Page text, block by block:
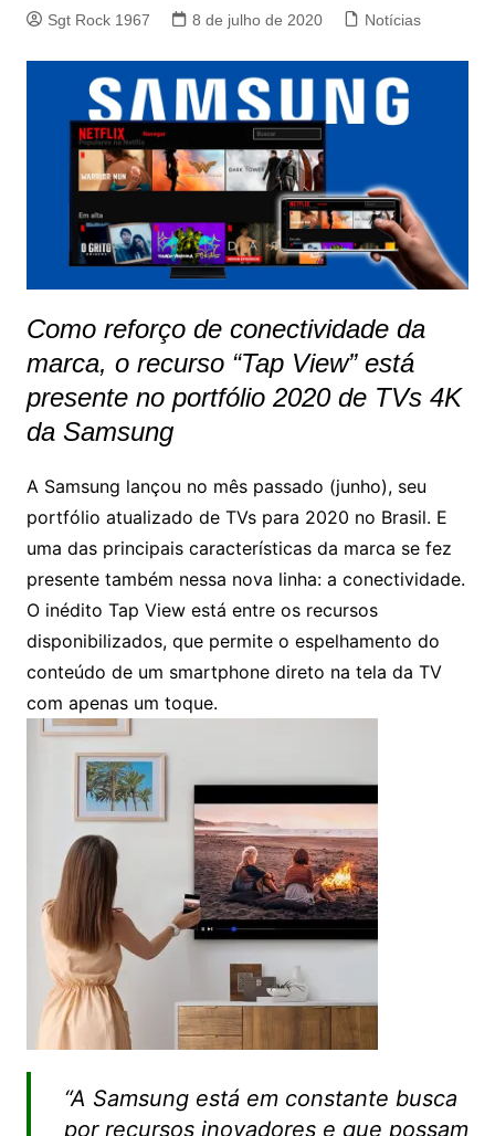
Sgt Rock 1967 8 de julho de 2020 Notícias
Como reforço de conectividade da
marca, o recurso “Tap View” está
presente no portfólio 2020 de TVs 4K
da Samsung
A Samsung lançou no mês passado (junho), seu
portfólio atualizado de TVs para 2020 no Brasil. E
uma das principais características da marca se fez
presente também nessa nova linha: a conectividade.
O inédito Tap View está entre os recursos
disponibilizados, que permite o espelhamento do
conteúdo de um smartphone direto na tela da TV
com apenas um toque.
“A Samsung está em constante busca
por recursos inovadores e que possam